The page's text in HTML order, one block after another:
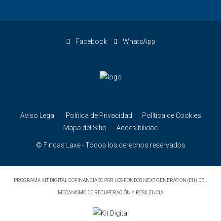
Facebook WhatsApp
Aviso Legal Política de Privacidad
Política de Cookies
Mapa del Sitio
Accesibilidad
© Fincas Laxe - Todos los derechos reservados
PROGRAMA KIT DIGITAL COFINANCIADO POR LOS FONDOS NEXT GENERATION (EU) DEL
MECANISMO DE RECUPERACIÓN Y RESILENCIA